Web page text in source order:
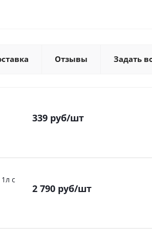
Отзывы Задать
339 руб/шт
с
2 790 руб/шт